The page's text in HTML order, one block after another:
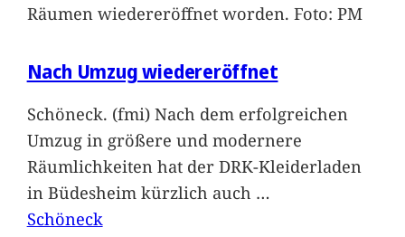
Räumen wiedereröffnet worden. Foto: PM
Nach Umzug wiedereröffnet
Schöneck. (fmi) Nach dem erfolgreichen
Umzug in größere und modernere
Räumlichkeiten hat der DRK-Kleiderladen
in Büdesheim kürzlich auch …
Schöneck